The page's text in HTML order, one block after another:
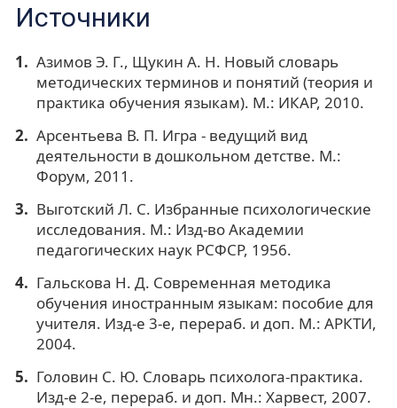
Источники
Азимов Э. Г., Щукин А. Н. Новый словарь
методических терминов и понятий (теория и
практика обучения языкам). М.: ИКАР, 2010.
Арсентьева В. П. Игра - ведущий вид
деятельности в дошкольном детстве. М.:
Форум, 2011.
Выготский Л. С. Избранные психологические
исследования. М.: Изд-во Академии
педагогических наук РСФСР, 1956.
Гальскова Н. Д. Современная методика
обучения иностранным языкам: пособие для
учителя. Изд-е 3-е, перераб. и доп. М.: АРКТИ,
2004.
Головин С. Ю. Словарь психолога-практика.
Изд-е 2-е, перераб. и доп. Мн.: Харвест, 2007.